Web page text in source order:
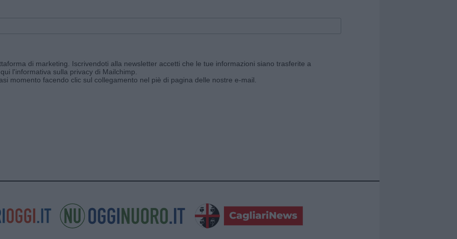
di marketing. Iscrivendoti alla newsletter accetti che le tue informazioni siano trasferite a
l'informativa sulla privacy di Mailchimp
momento facendo clic sul collegamento nel piè di pagina delle nostre e-mail.